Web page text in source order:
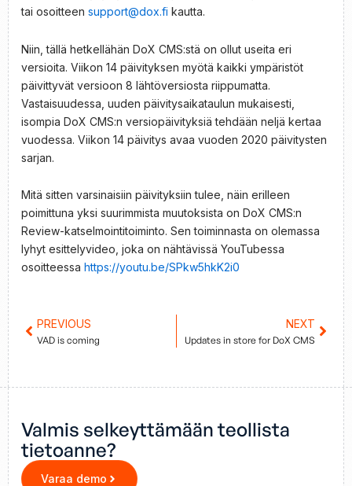
tai osoitteen support@dox.fi kautta.
Niin, tällä hetkellähän DoX CMS:stä on ollut useita eri
versioita. Viikon 14 päivityksen myötä kaikki ympäristöt
päivittyvät versioon 8 lähtöversiosta riippumatta.
Vastaisuudessa, uuden päivitysaikataulun mukaisesti,
isompia DoX CMS:n versiopäivityksiä tehdään neljä kertaa
vuodessa. Viikon 14 päivitys avaa vuoden 2020 päivitysten
sarjan.
Mitä sitten varsinaisiin päivityksiin tulee, näin erilleen
poimittuna yksi suurimmista muutoksista on DoX CMS:n
Review-katselmointitoiminto. Sen toiminnasta on olemassa
lyhyt esittelyvideo, joka on nähtävissä YouTubessa
osoitteessa https://youtu.be/SPkw5hkK2i0
Prev
PREVIOUS
VAD is coming
NEXT
Updates in store for DoX CMS
Next
Valmis selkeyttämään teollista
tietoanne?
Varaa demo